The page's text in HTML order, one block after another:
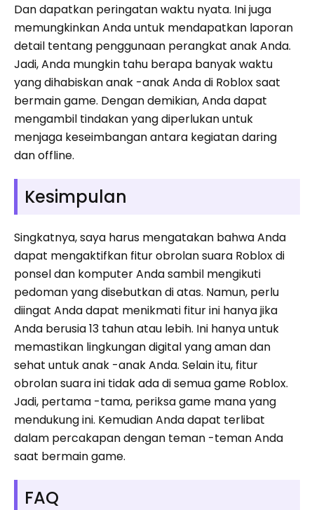
Dan dapatkan peringatan waktu nyata. Ini juga
memungkinkan Anda untuk mendapatkan laporan
detail tentang penggunaan perangkat anak Anda.
Jadi, Anda mungkin tahu berapa banyak waktu
yang dihabiskan anak -anak Anda di Roblox saat
bermain game. Dengan demikian, Anda dapat
mengambil tindakan yang diperlukan untuk
menjaga keseimbangan antara kegiatan daring
dan offline.
Kesimpulan
Singkatnya, saya harus mengatakan bahwa Anda
dapat mengaktifkan fitur obrolan suara Roblox di
ponsel dan komputer Anda sambil mengikuti
pedoman yang disebutkan di atas. Namun, perlu
diingat Anda dapat menikmati fitur ini hanya jika
Anda berusia 13 tahun atau lebih. Ini hanya untuk
memastikan lingkungan digital yang aman dan
sehat untuk anak -anak Anda. Selain itu, fitur
obrolan suara ini tidak ada di semua game Roblox.
Jadi, pertama -tama, periksa game mana yang
mendukung ini. Kemudian Anda dapat terlibat
dalam percakapan dengan teman -teman Anda
saat bermain game.
FAQ